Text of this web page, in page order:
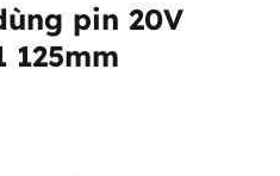
pin 20V
125mm